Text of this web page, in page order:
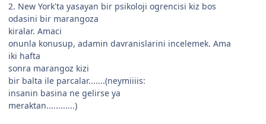
2. New York'ta yasayan bir psikoloji ogrencisi kiz bos
odasini bir marangoza
kiralar. Amaci
onunla konusup, adamin davranislarini incelemek. Ama
iki hafta
sonra marangoz kizi
bir balta ile parcalar.......(neymiiiis:
insanin basina ne gelirse ya
meraktan............)